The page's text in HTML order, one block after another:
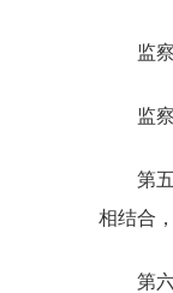
监察机
监察机
第五条
相结合
第六条